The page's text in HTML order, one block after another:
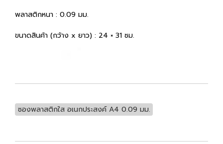
พลาสติกหนา : 0.09 มม.
ขนาดสินค้า (กว้าง x ยาว) : 24 × 31 ซม.
ซองพลาสติกใส อเนกประสงค์ A4 0.09 มม.